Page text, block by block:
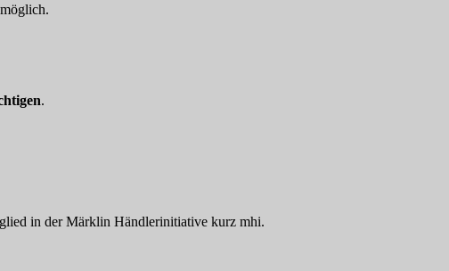
.
in der Märklin Händlerinitiative kurz mhi.